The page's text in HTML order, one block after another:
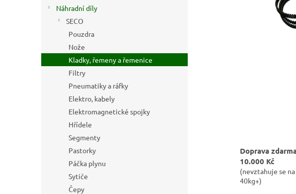
Náhradní díly
SECO
Pouzdra
Nože
Kladky, řemeny a řemenice
Filtry
Pneumatiky a ráfky
Elektro, kabely
Elektromagnetické spojky
Hřídele
Segmenty
Pastorky
Páčka plynu
Sytiče
Čepy
Doprava
10.000 Kč
(nevztahuje se
40kg+)